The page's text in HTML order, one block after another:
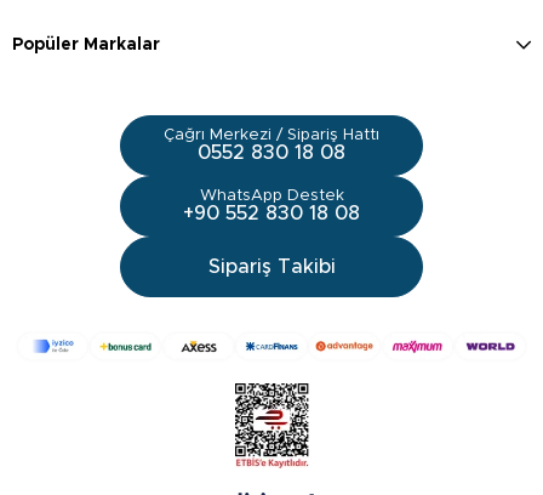
Popüler Markalar
Çağrı Merkezi / Sipariş Hattı
0552 830 18 08
WhatsApp Destek
+90 552 830 18 08
Sipariş Takibi